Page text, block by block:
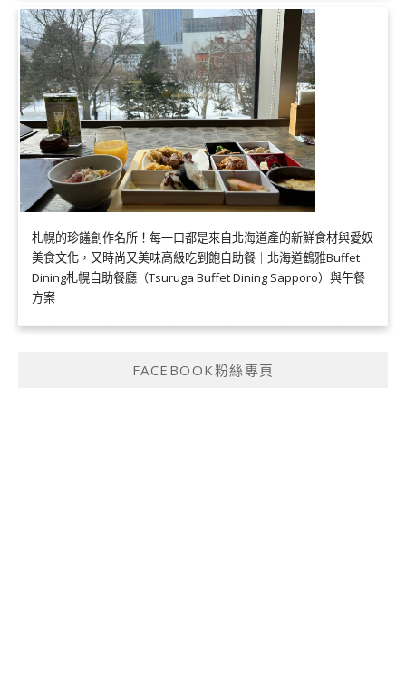
札幌的珍饈創作名所！每一口都是來自北海道產的新鮮食材與愛奴
美食文化，又時尚又美味高級吃到飽自助餐｜北海道鶴雅Buffet
Dining札幌自助餐廳（Tsuruga Buffet Dining Sapporo）與午餐
方案
FACEBOOK粉絲專頁